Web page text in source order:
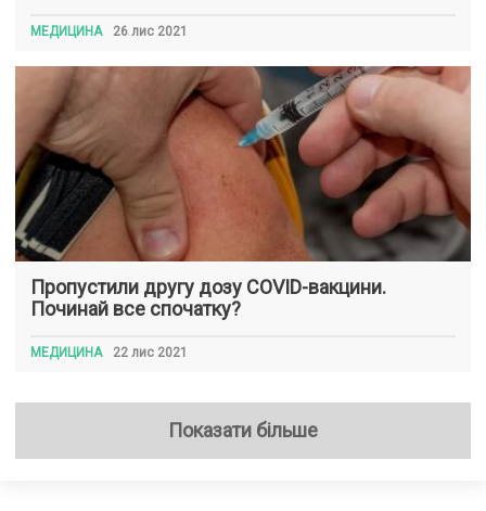
МЕДИЦИНА 26 лис 2021
Пропустили другу дозу COVID-вакцини.
Починай все спочатку?
МЕДИЦИНА 22 лис 2021
Показати більше